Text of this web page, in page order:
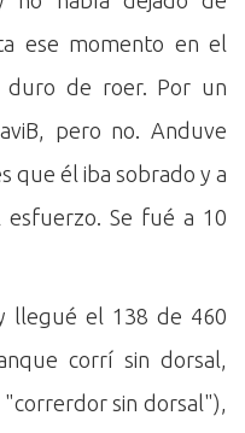
ese momento en el
de roer. Por un
pero no. Anduve
que él iba sobrado y a
Se fué a 10
llegué el 138 de 460
corrí sin dorsal,
"correrdor sin dorsal"),